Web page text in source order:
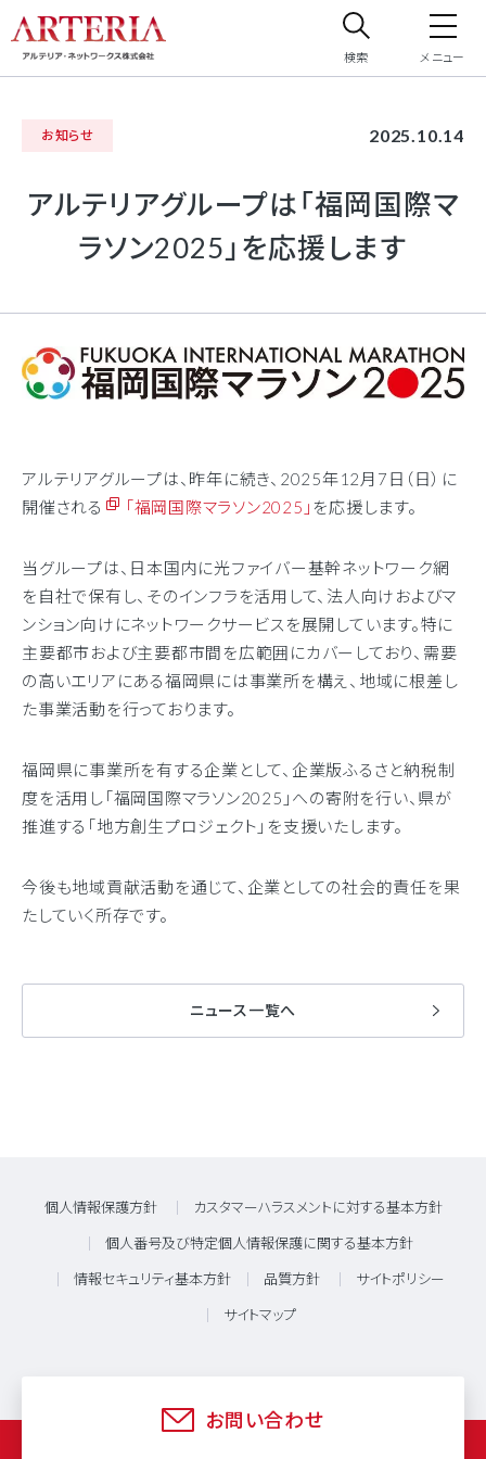
検索 メニュー
お知らせ 2025.10.14
アルテリアグループは「福岡国際マ
ラソン2025」を応援します
アルテリアグループは、昨年に続き、2025年12月7日（日）に
開催される
「福岡国際マラソン2025」 を応援します。
当グループは、日本国内に光ファイバー基幹ネットワーク網
を自社で保有し、そのインフラを活用して、法人向けおよびマ
ンション向けにネットワークサービスを展開しています。特に
主要都市および主要都市間を広範囲にカバーしており、需要
の高いエリアにある福岡県には事業所を構え、地域に根差し
た事業活動を行っております。
福岡県に事業所を有する企業として、企業版ふるさと納税制
度を活用し「福岡国際マラソン2025」への寄附を行い、県が
推進する「地方創生プロジェクト」を支援いたします。
今後も地域貢献活動を通じて、企業としての社会的責任を果
たしていく所存です。
ニュース一覧へ
個人情報保護方針 カスタマーハラスメントに対する基本方針
個人番号及び特定個人情報保護に関する基本方針
情報セキュリティ基本方針 品質方針 サイトポリシー
サイトマップ
お問い合わせ